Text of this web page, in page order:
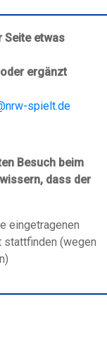
Seite etwas
ergänzt
spielt.de
Besuch beim
dass der
eingetragenen
stattfinden (wegen